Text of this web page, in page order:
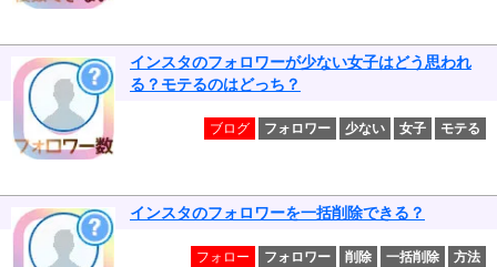
インスタのフォロワーが少ない女子はどう思われ
る？モテるのはどっち？
ブログ フォロワー 少ない 女子 モテる
インスタのフォロワーを一括削除できる？
フォロー フォロワー 削除 一括削除 方法